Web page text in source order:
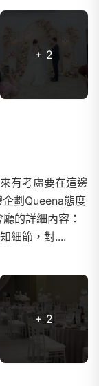
+ 2
有考慮要在這邊
劃Queena態度
的詳細內容：
細節，對....
+ 2